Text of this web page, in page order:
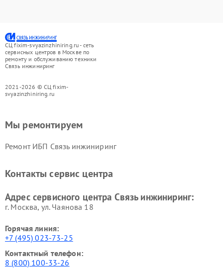
СЦ fixim-svyazinzhiniring.ru - сеть
сервисных центров в Москве по
ремонту и обслуживанию техники
Связь инжиниринг
2021-2026 © СЦ fixim-
svyazinzhiniring.ru
Мы ремонтируем
Ремонт ИБП Связь инжиниринг
Контакты сервис центра
Адрес сервисного центра Связь инжиниринг:
г. Москва, ул. Чаянова 18
Горячая линия:
+7 (495) 023-73-25
Контактный телефон:
8 (800) 100-33-26